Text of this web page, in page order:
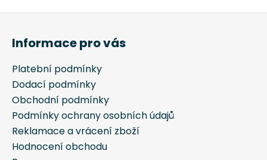
Z
Informace pro vás
Platební podmínky
Dodací podmínky
Obchodní podmínky
Podmínky ochrany osobních údajů
Reklamace a vrácení zboží
Hodnocení obchodu